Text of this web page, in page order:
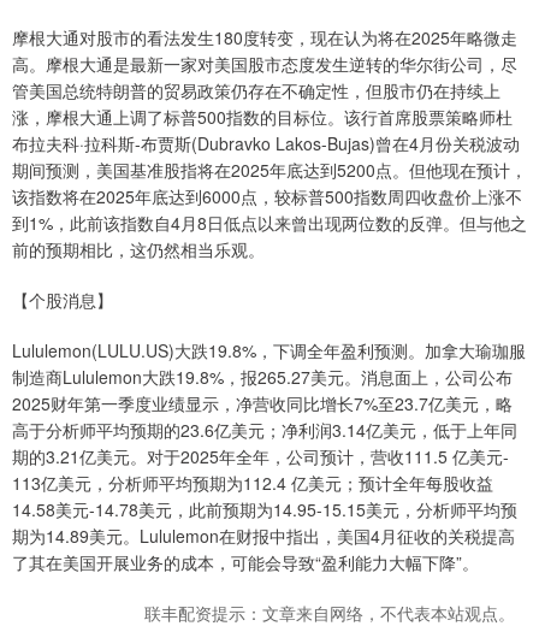
摩根大通对股市的看法发生180度转变，现在认为将在2025年略微走
高。摩根大通是最新一家对美国股市态度发生逆转的华尔街公司，尽
管美国总统特朗普的贸易政策仍存在不确定性，但股市仍在持续上
涨，摩根大通上调了标普500指数的目标位。该行首席股票策略师杜
布拉夫科·拉科斯-布贾斯(Dubravko Lakos-Bujas)曾在4月份关税波动
期间预测，美国基准股指将在2025年底达到5200点。但他现在预计，
该指数将在2025年底达到6000点，较标普500指数周四收盘价上涨不
到1%，此前该指数自4月8日低点以来曾出现两位数的反弹。但与他之
前的预期相比，这仍然相当乐观。
【个股消息】
Lululemon(LULU.US)大跌19.8%，下调全年盈利预测。加拿大瑜珈服
制造商Lululemon大跌19.8%，报265.27美元。消息面上，公司公布
2025财年第一季度业绩显示，净营收同比增长7%至23.7亿美元，略
高于分析师平均预期的23.6亿美元；净利润3.14亿美元，低于上年同
期的3.21亿美元。对于2025年全年，公司预计，营收111.5 亿美元-
113亿美元，分析师平均预期为112.4 亿美元；预计全年每股收益
14.58美元-14.78美元，此前预期为14.95-15.15美元，分析师平均预
期为14.89美元。Lululemon在财报中指出，美国4月征收的关税提高
了其在美国开展业务的成本，可能会导致“盈利能力大幅下降”。
联丰配资提示：文章来自网络，不代表本站观点。